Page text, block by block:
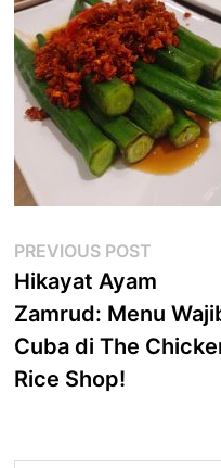
Post
navigation
PREVIOUS POST
post:
Hikayat Ayam
Zamrud: Menu
Cuba di The
Rice Shop!